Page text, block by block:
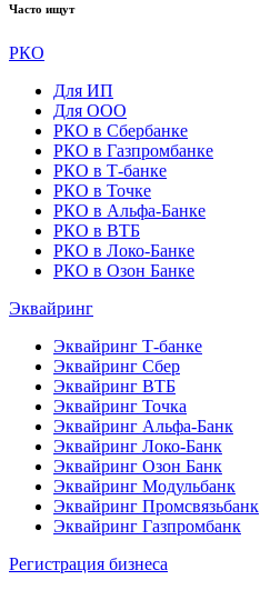
Часто ищут
РКО
Для ИП
Для ООО
РКО в Сбербанке
РКО в Газпромбанке
РКО в Т-банке
РКО в Точке
РКО в Альфа-Банке
РКО в ВТБ
РКО в Локо-Банке
РКО в Озон Банке
Эквайринг
Эквайринг Т-банке
Эквайринг Сбер
Эквайринг ВТБ
Эквайринг Точка
Эквайринг Альфа-Банк
Эквайринг Локо-Банк
Эквайринг Озон Банк
Эквайринг Модульбанк
Эквайринг Промсвязьбанк
Эквайринг Газпромбанк
Регистрация бизнеса